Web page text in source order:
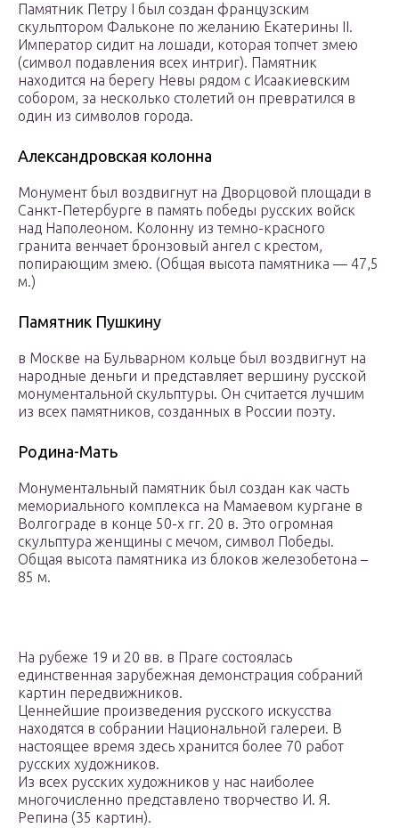
Памятник Петру I был создан французским
скульптором Фальконе по желанию Екатерины II.
Император сидит на лошади, которая топчет змею
(символ подавления всех интриг). Памятник
находится на берегу Невы рядом с Исаакиевским
собором, за несколько столетий он превратился в
один из символов города.
Александровская колонна
Монумент был воздвигнут на Дворцовой площади в
Санкт-Петербурге в память победы русских войск
над Наполеоном. Колонну из темно-красного
гранита венчает бронзовый ангел с крестом,
попирающим змею. (Общая высота памятника — 47,5
м.)
Памятник Пушкину
в Москве на Бульварном кольце был воздвигнут на
народные деньги и представляет вершину русской
монументальной скульптуры. Он считается лучшим
из всех памятников, созданных в России поэту.
Родина-Мать
Монументальный памятник был создан как часть
мемориального комплекса на Мамаевом кургане в
Волгограде в конце 50-х гг. 20 в. Это огромная
скульптура женщины с мечом, символ Победы.
Общая высота памятника из блоков железобетона –
85 м.
На рубеже 19 и 20 вв. в Праге состоялась
единственная зарубежная демонстрация собраний
картин передвижников.
Ценнейшие произведения русского искусства
находятся в собрании Национальной галереи. В
настоящее время здесь хранится более 70 работ
русских художников.
Из всех русских художников у нас наиболее
многочисленно представлено творчество И. Я.
Репина (35 картин).